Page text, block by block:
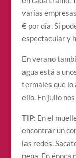
varias
€ por día. Si
espectacular y
En verano
agua está a
termales que lo
ello. En julio
TIP: En el
encontrar un
las redes.
pena. En época